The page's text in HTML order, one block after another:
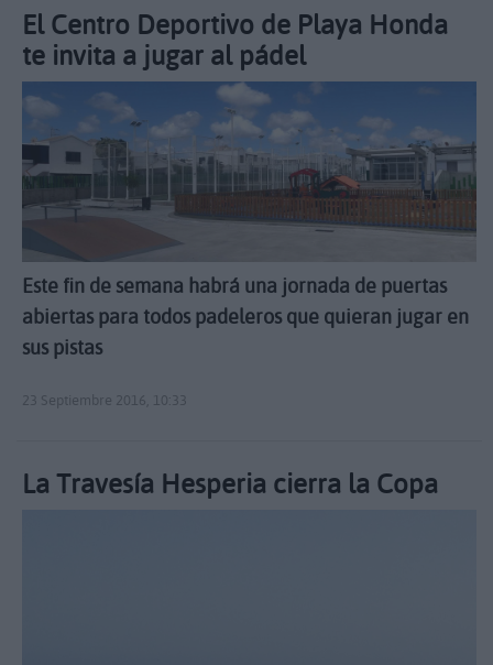
El Centro Deportivo de Playa Honda
te invita a jugar al pádel
Este fin de semana habrá una jornada de puertas
abiertas para todos padeleros que quieran jugar en
sus pistas
23 Septiembre 2016, 10:33
La Travesía Hesperia cierra la Copa